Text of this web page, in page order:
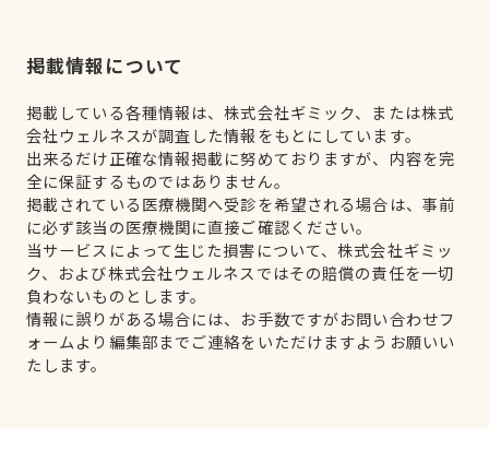
掲載情報について
掲載している各種情報は、株式会社ギミック、または株式
会社ウェルネスが調査した情報をもとにしています。
出来るだけ正確な情報掲載に努めておりますが、内容を完
全に保証するものではありません。
掲載されている医療機関へ受診を希望される場合は、事前
に必ず該当の医療機関に直接ご確認ください。
当サービスによって生じた損害について、株式会社ギミッ
ク、および株式会社ウェルネスではその賠償の責任を一切
負わないものとします。
情報に誤りがある場合には、お手数ですがお問い合わせフ
ォームより編集部までご連絡をいただけますようお願いい
たします。